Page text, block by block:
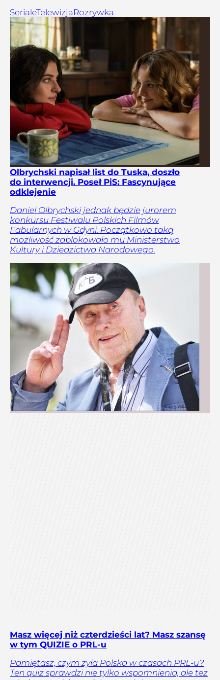
SerialeTelewizjaRozrywka
Olbrychski napisał list do Tuska, doszło
do interwencji. Poseł PiS: Fascynujące
odklejenie
Daniel Olbrychski jednak będzie jurorem
konkursu Festiwalu Polskich Filmów
Fabularnych w Gdyni. Początkowo taką
możliwość zablokowało mu Ministerstwo
Kultury i Dziedzictwa Narodowego.
Masz więcej niż czterdzieści lat? Masz szansę
w tym QUIZIE o PRL-u
Pamiętasz, czym żyła Polska w czasach PRL-u?
Ten quiz sprawdzi nie tylko wspomnienia, ale też